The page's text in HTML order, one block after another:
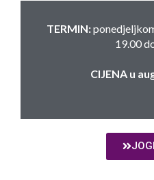
TERMIN:
19.00
CIJENA u